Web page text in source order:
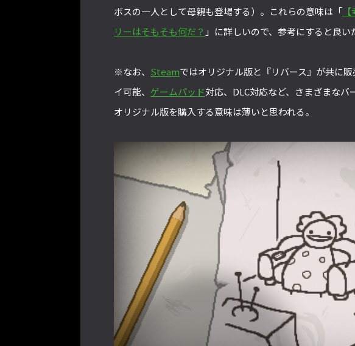
ボスの一人として母親も登場する）。これらの意味は「
リーはそもそも何だ？ 」に詳しいので、参考にすると良い
※なお、 Steamではオリジナル版と『リバース』が共に
イ可能、 ゲームパッド対応、DLC対応など、さまざまな
オリジナル版を購入する意味は薄いと思われる。